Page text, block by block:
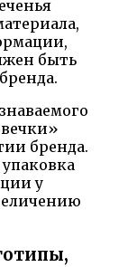
быть
бренда.
у